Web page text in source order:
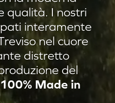
Brescia
sulle colline
Evo
qualità. I nostri
interamente
nel cuore
distretto
del
100% Made in